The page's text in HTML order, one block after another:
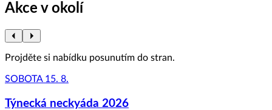
Akce v okolí
Projděte si nabídku posunutím do stran.
SOBOTA 15. 8.
Týnecká neckyáda 2026